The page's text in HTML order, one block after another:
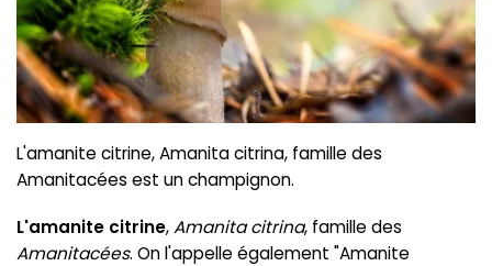
Connexion
L'amanite citrine, Amanita citrina, famille des
Amanitacées est un champignon.
L'amanite citrine,Amanita citrina, famille des
Amanitacées. On l'appelle également "Amanite